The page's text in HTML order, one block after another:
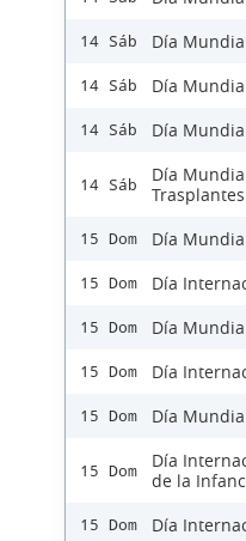
14 Sáb Día
14 Sáb Día
14 Sáb Día
14 Sáb
Día
Trasplantes
15 Dom Día
15 Dom Día
15 Dom Día
15 Dom Día
15 Dom Día
15 Dom
Día
de la
15 Dom Día